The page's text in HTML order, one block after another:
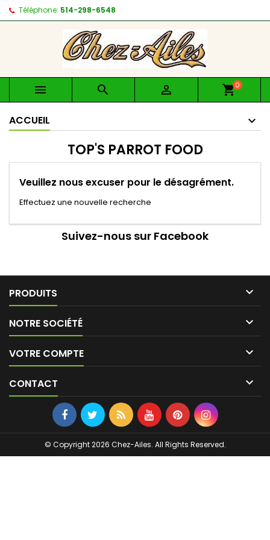
Téléphone: 514-298-6548
   shopping_cart0
ACCUEIL
TOP'S PARROT FOOD
Veuillez nous excuser pour le désagrément.
Effectuez une nouvelle recherche
Suivez-nous sur Facebook
PRODUITS 
NOTRE SOCIÉTÉ 
VOTRE COMPTE 
CONTACT 
© Copyright 2026 Chez-Ailes. All Rights Reserved.